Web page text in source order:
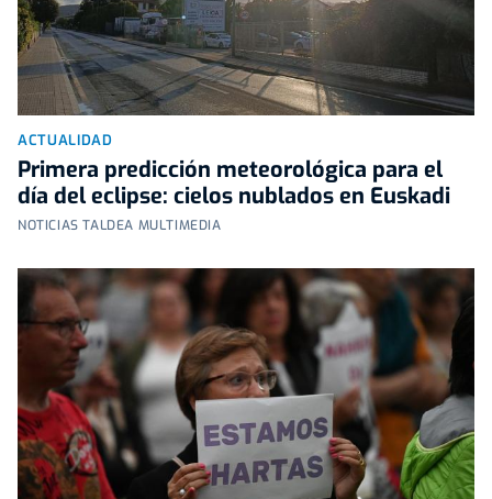
ACTUALIDAD
Primera predicción meteorológica para el
día del eclipse: cielos nublados en Euskadi
NOTICIAS TALDEA MULTIMEDIA